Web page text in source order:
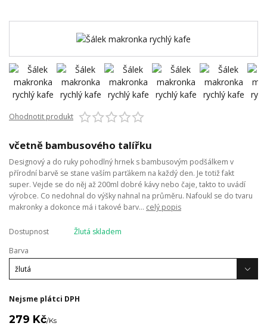
Ohodnotit produkt
včetně bambusového talířku
Designový a do ruky pohodlný hrnek s bambusovým podšálkem v
přírodní barvě se stane vaším parťákem na každý den. Je totiž fakt
super. Vejde se do něj až 200ml dobré kávy nebo čaje, takto to uvádí
výrobce. Co nedohnal do výšky nahnal na průměru. Nafoukl se do tvaru
makronky a dokonce má i takové barv... celý popis
Dostupnost
Žlutá skladem
Barva
Nejsme plátci DPH
279 Kč/Ks